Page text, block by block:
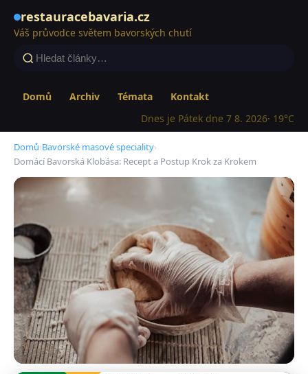
restauracebavaria.cz
Váš průvodce světem bavorských chutí
Domů Archiv Témata
Kontakt
Dnes je Pátek dne 7 8. 2026· 19°C
Domů›Bavorské masové speciality›
Domácí Bavorská Klobása: Recept a Postup Krok za Krokem